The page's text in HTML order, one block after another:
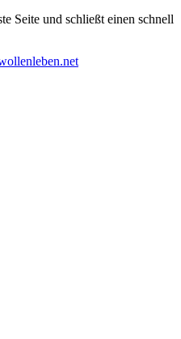
Seite und schließt einen schnell